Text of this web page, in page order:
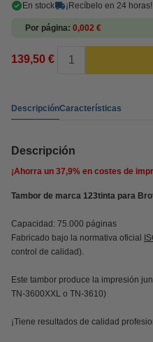
En stock
¡Recíbelo en 24 horas!
Por página 0,002 €
139,50 €
DescripciónCaracterísticas
Descripción
¡Ahorra un 37,9% en costes de
Tambor de marca 123tinta para
Capacidad: 75.000 páginas
Fabricado bajo la normativa oficial
control de calidad).
Este tambor produce la impresión
TN-3600XXL o TN-3610)
¡Tiene resultados de calidad